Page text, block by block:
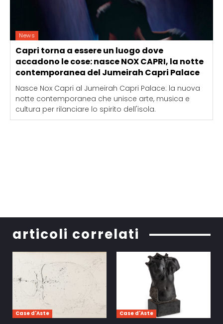
News
Capri torna a essere un luogo dove
accadono le cose: nasce NOX CAPRI, la notte
contemporanea del Jumeirah Capri Palace
Nasce Nox Capri al Jumeirah Capri Palace: la nuova
notte contemporanea che unisce arte, musica e
cultura per rilanciare lo spirito dell'isola.
articoli correlati
Case d'Aste Case d'Aste